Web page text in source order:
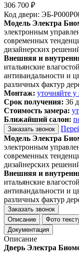
306 700 ₽
Код двери: ЭБ-
Модель Электра
электронным
современных
дизайнерских
Внешняя и
итальянские
антивандальности и
различных фактур
Монтаж: уточняйте
Срок получения: 36
Стоимость замера:
Ближайший салон:
Заказать звонок
Модель Электра
электронным
современных
дизайнерских
Внешняя и
итальянские
антивандальности и
различных фактур
Заказать звонок
Описание
Фото
Документация
Описание
Дверь Электра